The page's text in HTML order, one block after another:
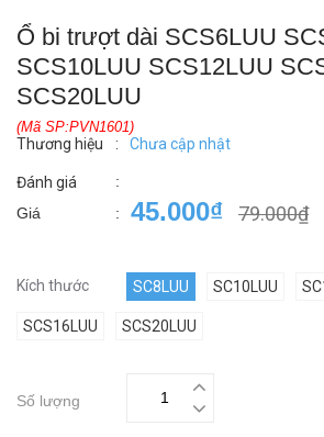
Ổ bi trượt dài SCS6LUU
SCS10LUU SCS12LUU
SCS20LUU
(Mã SP:PVN1601)
Thương hiệu : Chưa cập nhật
Đánh giá
:
Giá
: 45.000₫ 79.000₫
Kích thước SC8LUU SC10LUU
SCS16LUU SCS20LUU
Số lượng